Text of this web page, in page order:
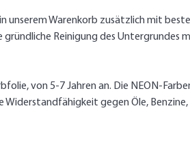
unserem Warenkorb zusätzlich mit
gründliche Reinigung des Untergrundes
von 5-7 Jahren an. Die NEON-
gegen Öle, Benzine,